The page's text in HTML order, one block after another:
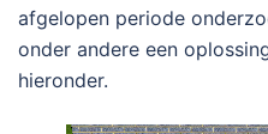
afgelopen periode
onder andere een
hieronder.